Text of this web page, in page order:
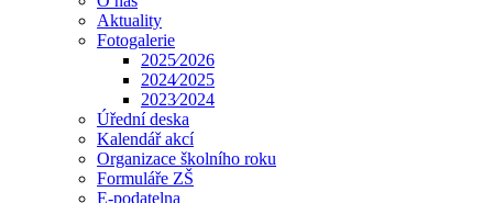
Aktuality
Fotogalerie
2025⁄2026
2024⁄2025
2023⁄2024
Úřední deska
Kalendář akcí
Organizace školního roku
Formuláře ZŠ
E-podatelna